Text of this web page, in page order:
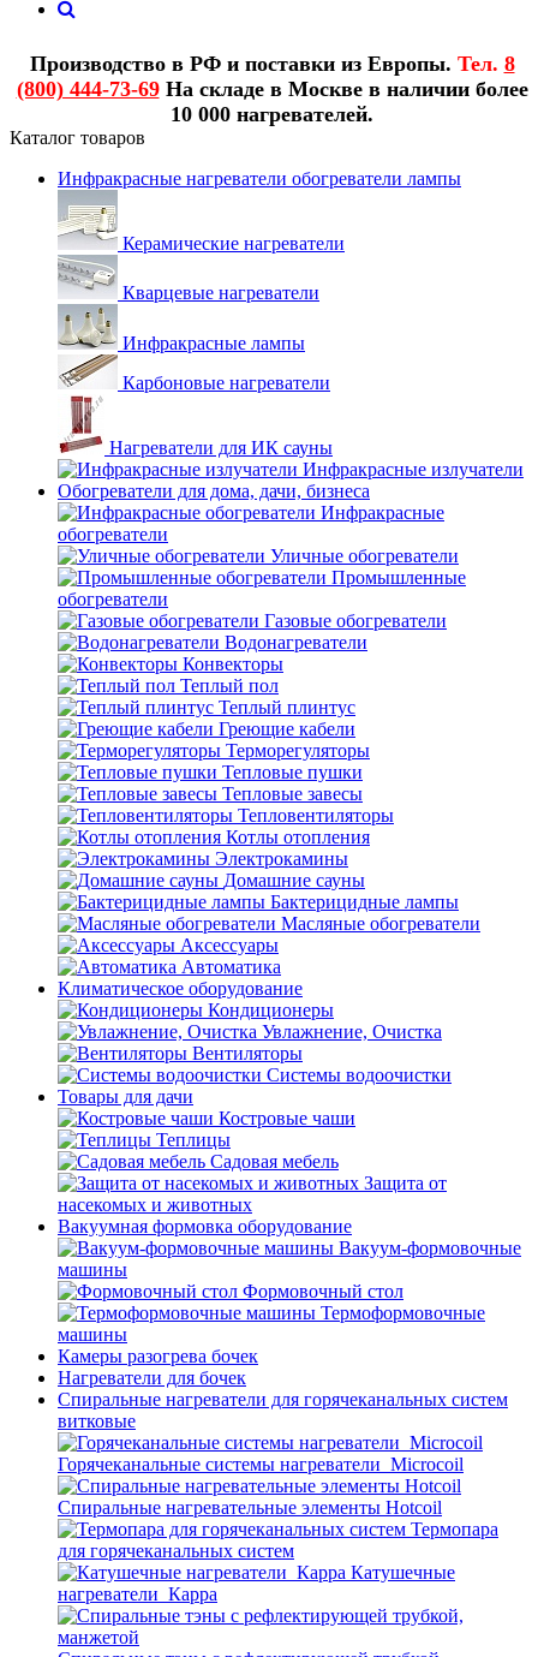
Производство в РФ и поставки из Европы. Тел. 8
(800) 444-73-69На складе в Москве в наличии более
10 000 нагревателей.
Каталог товаров
Инфракрасные нагреватели обогреватели лампы
Керамические нагреватели
Кварцевые нагреватели
Инфракрасные лампы
Карбоновые нагреватели
Нагреватели для ИК сауны
Инфракрасные излучатели
Обогреватели для дома, дачи, бизнеса
Инфракрасные
обогреватели
Уличные обогреватели
Промышленные
обогреватели
Газовые обогреватели
Водонагреватели
Конвекторы
Теплый пол
Теплый плинтус
Греющие кабели
Терморегуляторы
Тепловые пушки
Тепловые завесы
Тепловентиляторы
Котлы отопления
Электрокамины
Домашние сауны
Бактерицидные лампы
Масляные обогреватели
Аксессуары
Автоматика
Климатическое оборудование
Кондиционеры
Увлажнение, Очистка
Вентиляторы
Системы водоочистки
Товары для дачи
Костровые чаши
Теплицы
Садовая мебель
Защита от
насекомых и животных
Вакуумная формовка оборудование
Вакуум-формовочные
машины
Формовочный стол
Термоформовочные
машины
Камеры разогрева бочек
Нагреватели для бочек
Спиральные нагреватели для горячеканальных систем
витковые
Горячеканальные системы нагреватели_Microcoil
Спиральные нагревательные элементы Hotcoil
Термопара
для горячеканальных систем
Катушечные
нагреватели_Карра